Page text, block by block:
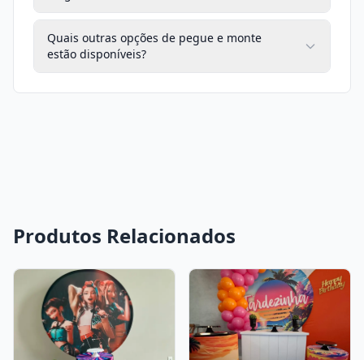
Quais outras opções de pegue e monte
estão disponíveis?
Produtos Relacionados